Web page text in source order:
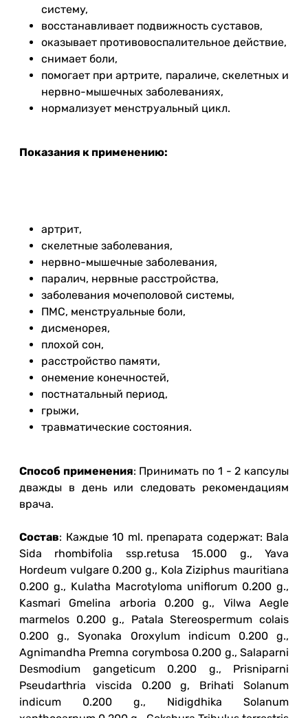
систему,
восстанавливает подвижность суставов,
оказывает противовоспалительное действие,
снимает боли,
помогает при артрите, параличе, скелетных и
нервно-мышечных заболеваниях,
нормализует менструальный цикл.
Показания к применению:
артрит,
скелетные заболевания,
нервно-мышечные заболевания,
паралич, нервные расстройства,
заболевания мочеполовой системы,
ПМС, менструальные боли,
дисменорея,
плохой сон,
расстройство памяти,
онемение конечностей,
постнатальный период,
грыжи,
травматические состояния.
Способ применения: Принимать по 1 - 2 капсулы
дважды в день или следовать рекомендациям
врача.
Состав: Каждые 10 ml. препарата содержат: Bala
Sida rhombifolia ssp.retusa 15.000 g., Yava
Hordeum vulgare 0.200 g., Kola Ziziphus mauritiana
0.200 g., Kulatha Macrotyloma uniflorum 0.200 g.,
Kasmari Gmelina arboria 0.200 g., Vilwa Aegle
marmelos 0.200 g., Patala Stereospermum colais
0.200 g., Syonaka Oroxylum indicum 0.200 g.,
Agnimandha Premna corymbosa 0.200 g., Salaparni
Desmodium gangeticum 0.200 g., Prisniparni
Pseudarthria viscida 0.200 g, Brihati Solanum
indicum 0.200 g., Nidigdhika Solanum